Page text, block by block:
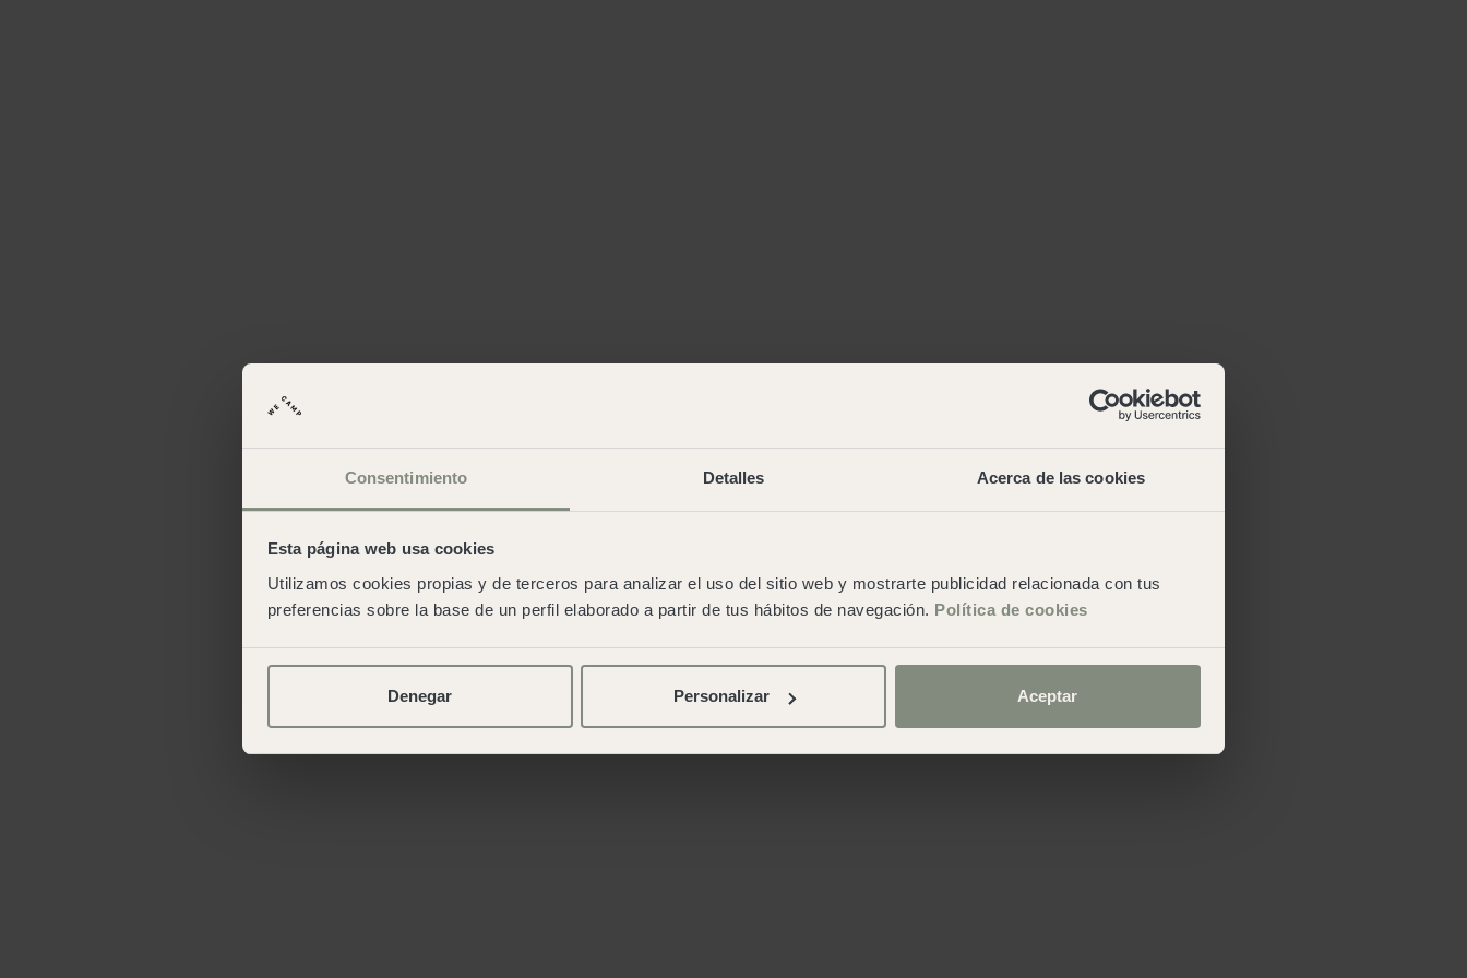
Consentimiento Detalles Acerca de las cookies
Esta página web usa cookies
Utilizamos cookies propias y de terceros para analizar el uso del sitio web y mostrarte publicidad relacionada con tus
preferencias sobre la base de un perfil elaborado a partir de tus hábitos de navegación. Política de cookies
Denegar Personalizar Aceptar